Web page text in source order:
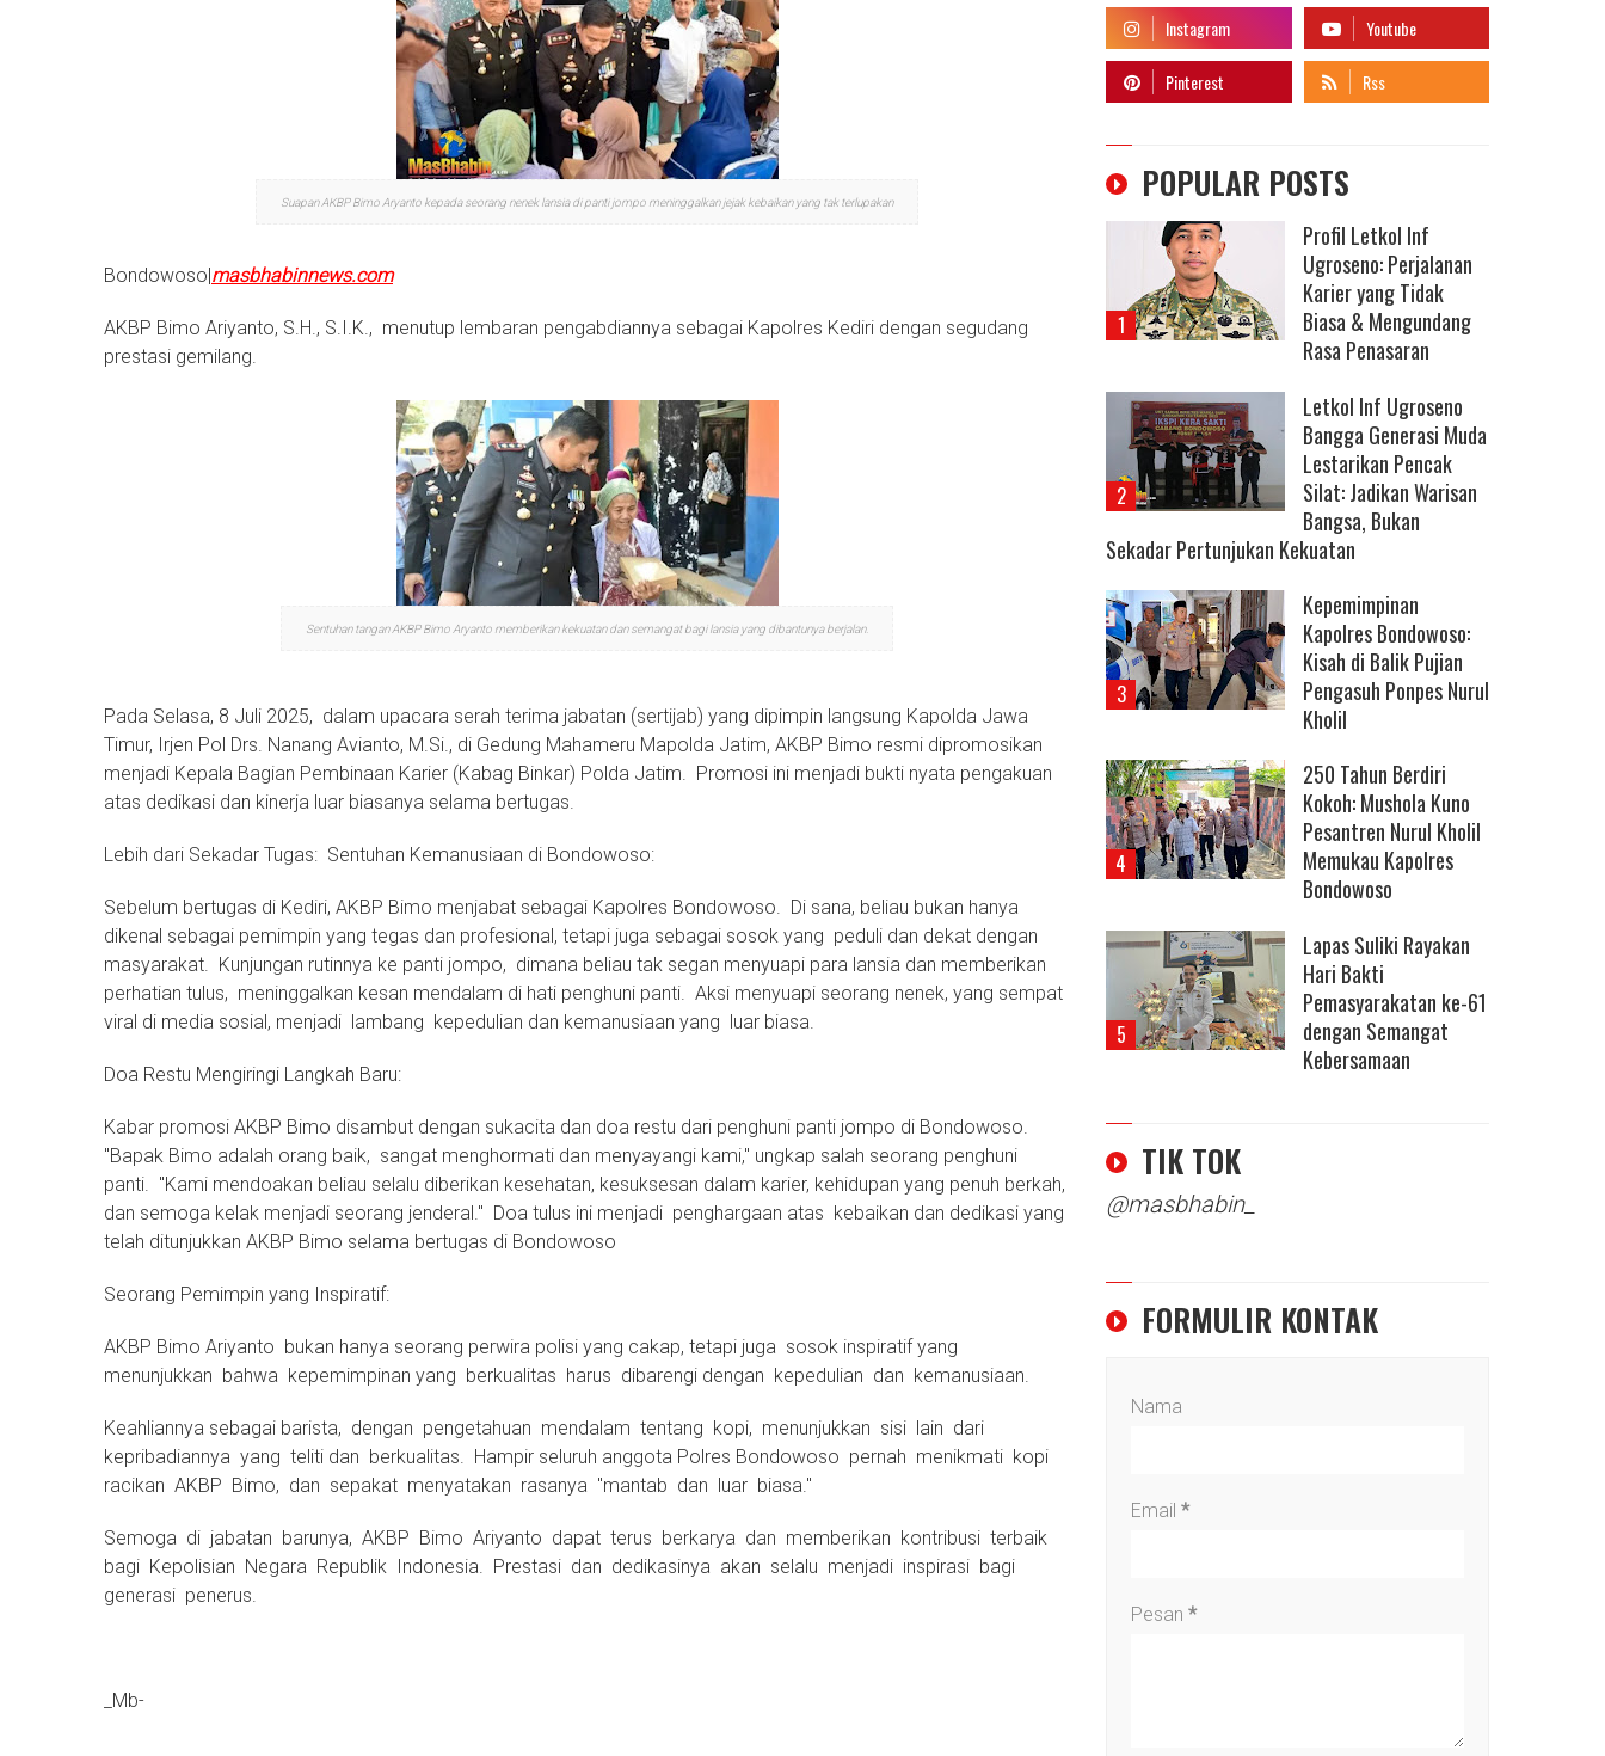
Suapan AKBP Bimo Aryanto kepada seorang nenek lansia di panti jompo meninggalkan jejak kebaikan yang tak terlupakan
Bondowoso|masbhabinnews.com
AKBP Bimo Ariyanto, S.H., S.I.K., menutup lembaran pengabdiannya sebagai Kapolres Kediri dengan segudang
prestasi gemilang.
Sentuhan tangan AKBP Bimo Aryanto memberikan kekuatan dan semangat bagi lansia yang dibantunya berjalan.
Pada Selasa, 8 Juli 2025, dalam upacara serah terima jabatan (sertijab) yang dipimpin langsung Kapolda Jawa
Timur, Irjen Pol Drs. Nanang Avianto, M.Si., di Gedung Mahameru Mapolda Jatim, AKBP Bimo resmi dipromosikan
menjadi Kepala Bagian Pembinaan Karier (Kabag Binkar) Polda Jatim. Promosi ini menjadi bukti nyata pengakuan
atas dedikasi dan kinerja luar biasanya selama bertugas.
Lebih dari Sekadar Tugas: Sentuhan Kemanusiaan di Bondowoso:
Sebelum bertugas di Kediri, AKBP Bimo menjabat sebagai Kapolres Bondowoso. Di sana, beliau bukan hanya
dikenal sebagai pemimpin yang tegas dan profesional, tetapi juga sebagai sosok yang peduli dan dekat dengan
masyarakat. Kunjungan rutinnya ke panti jompo, dimana beliau tak segan menyuapi para lansia dan memberikan
perhatian tulus, meninggalkan kesan mendalam di hati penghuni panti. Aksi menyuapi seorang nenek, yang sempat
viral di media sosial, menjadi lambang kepedulian dan kemanusiaan yang luar biasa.
Doa Restu Mengiringi Langkah Baru:
Kabar promosi AKBP Bimo disambut dengan sukacita dan doa restu dari penghuni panti jompo di Bondowoso.
"Bapak Bimo adalah orang baik, sangat menghormati dan menyayangi kami," ungkap salah seorang penghuni
panti. "Kami mendoakan beliau selalu diberikan kesehatan, kesuksesan dalam karier, kehidupan yang penuh berkah,
dan semoga kelak menjadi seorang jenderal." Doa tulus ini menjadi penghargaan atas kebaikan dan dedikasi yang
telah ditunjukkan AKBP Bimo selama bertugas di Bondowoso
Seorang Pemimpin yang Inspiratif:
AKBP Bimo Ariyanto bukan hanya seorang perwira polisi yang cakap, tetapi juga sosok inspiratif yang
menunjukkan bahwa kepemimpinan yang berkualitas harus dibarengi dengan kepedulian dan kemanusiaan.
Keahliannya sebagai barista, dengan pengetahuan mendalam tentang kopi, menunjukkan sisi lain dari
kepribadiannya yang teliti dan berkualitas. Hampir seluruh anggota Polres Bondowoso pernah menikmati kopi
racikan AKBP Bimo, dan sepakat menyatakan rasanya "mantab dan luar biasa."
Semoga di jabatan barunya, AKBP Bimo Ariyanto dapat terus berkarya dan memberikan kontribusi terbaik
bagi Kepolisian Negara Republik Indonesia. Prestasi dan dedikasinya akan selalu menjadi inspirasi bagi
generasi penerus.
_Mb-
POPULAR POSTS
Profil Letkol Inf
Ugroseno: Perjalanan
Karier yang Tidak
Biasa & Mengundang
Rasa Penasaran
Letkol Inf Ugroseno
Bangga Generasi Muda
Lestarikan Pencak
Silat: Jadikan Warisan
Bangsa, Bukan
Sekadar Pertunjukan Kekuatan
Kepemimpinan
Kapolres Bondowoso:
Kisah di Balik Pujian
Pengasuh Ponpes Nurul
Kholil
250 Tahun Berdiri
Kokoh: Mushola Kuno
Pesantren Nurul Kholil
Memukau Kapolres
Bondowoso
Lapas Suliki Rayakan
Hari Bakti
Pemasyarakatan ke-61
dengan Semangat
Kebersamaan
TIK TOK
@masbhabin_
FORMULIR KONTAK
Nama
Email *
Pesan *